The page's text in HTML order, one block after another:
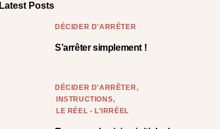
Latest Posts
DÉCIDER D'ARRÊTER
S’arrêter simplement !
DÉCIDER D'ARRÊTER
INSTRUCTIONS
LE RÉEL - L'IRRÉEL